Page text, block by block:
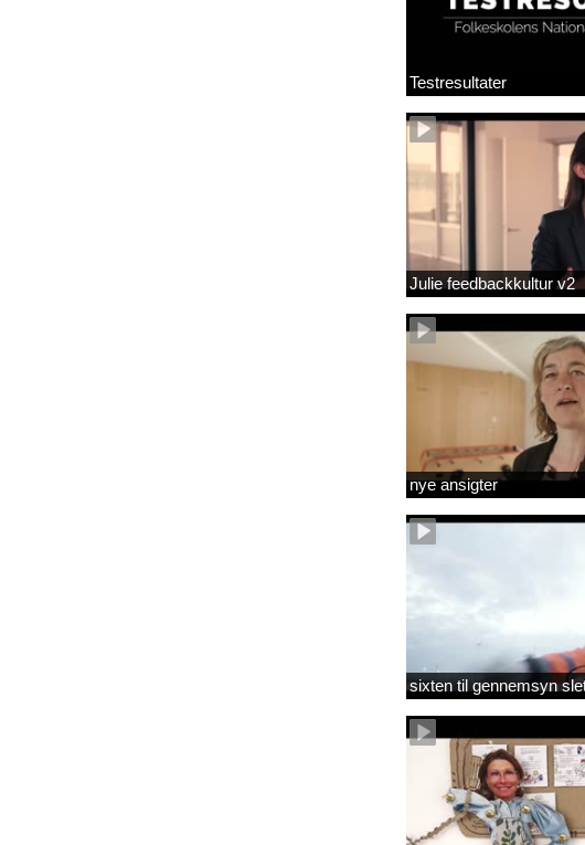
Testresultater
Julie feedbackkultur v2
nye ansigter
sixten til gennemsyn